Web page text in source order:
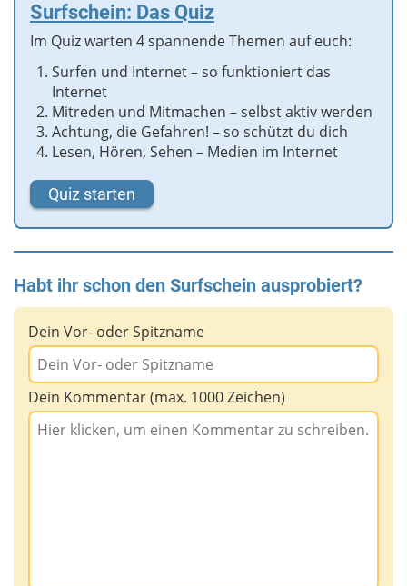
Surfschein: Das Quiz
Im Quiz warten 4 spannende Themen auf euch:
Surfen und Internet – so funktioniert das
Internet
Mitreden und Mitmachen – selbst aktiv werden
Achtung, die Gefahren! – so schützt du dich
Lesen, Hören, Sehen – Medien im Internet
Quiz starten
Habt ihr schon den Surfschein ausprobiert?
Dein Vor- oder Spitzname
Dein Kommentar (max. 1000 Zeichen)